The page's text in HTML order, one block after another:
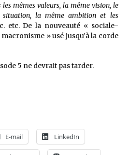
les mêmes valeurs, la même vision, le
situation, la même ambition et les
etc. De la nouveauté « sociale-
» usé jusqu’à la corde
5 ne devrait pas tarder.
E-mail LinkedIn